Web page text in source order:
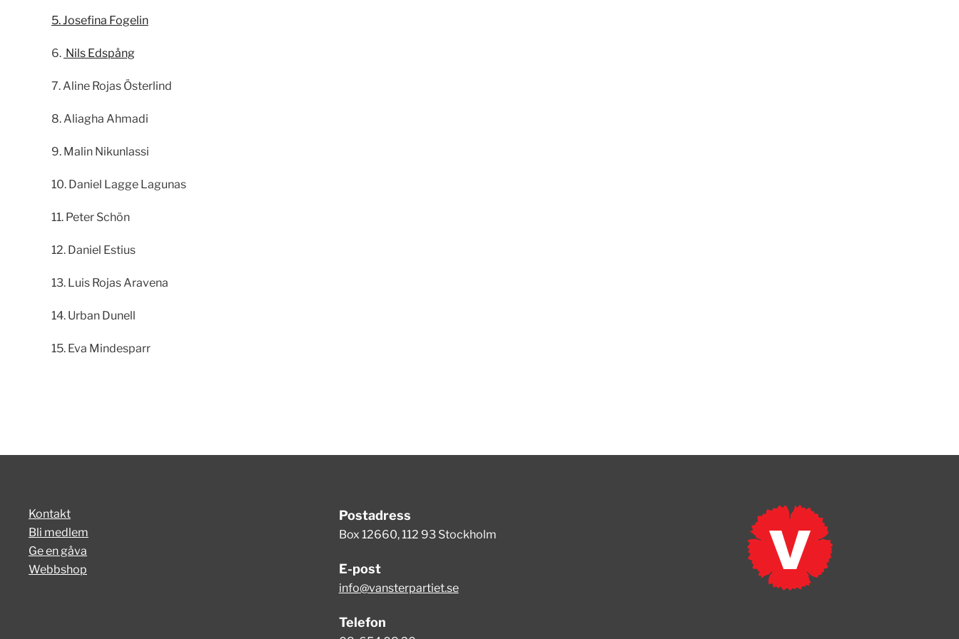
5. Josefina Fogelin
6. Nils Edspång
7. Aline Rojas Österlind
8. Aliagha Ahmadi
9. Malin Nikunlassi
10. Daniel Lagge Lagunas
11. Peter Schön
12. Daniel Estius
13. Luis Rojas Aravena
14. Urban Dunell
15. Eva Mindesparr
Kontakt
Bli medlem
Ge en gåva
Webbshop
Postadress
Box 12660, 112 93 Stockholm
E-post
info@vansterpartiet.se
Telefon